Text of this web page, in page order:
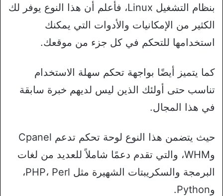
بنظام التشغيل Linux، فأعلم أن هذا النوع يوفر لك
الكثير من الإمكانيات والأدوات التي يمكنك
استخدامها للتحكم في كل جزء من موقعك.
كما يتميز أيضًا بواجهة تحكم سهلة الاستخدام
تناسب حتى أولئك الذين ليس لديهم خبرة سابقة
في هذا المجال.
حيث يتضمن هذا النوع لوحة تحكم تدعم Cpanel
وWHM، والتي تقدم دعمًا شاملاً للعديد من لغات
البرمجة والسكريبتات الشهيرة مثل PHP، Perl،
وPython.